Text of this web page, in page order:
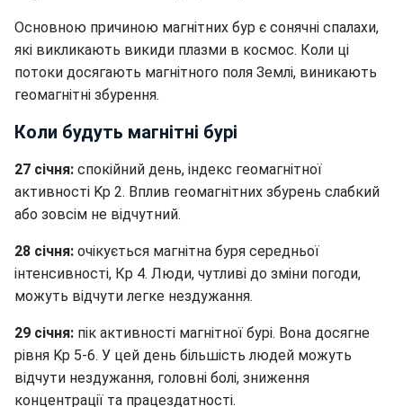
Основною причиною магнітних бур є сонячні спалахи,
які викликають викиди плазми в космос. Коли ці
потоки досягають магнітного поля Землі, виникають
геомагнітні збурення.
Коли будуть магнітні бурі
27 січня: спокійний день, індекс геомагнітної
активності Kp 2. Вплив геомагнітних збурень слабкий
або зовсім не відчутний.
28 січня: очікується магнітна буря середньої
інтенсивності, Кр 4. Люди, чутливі до зміни погоди,
можуть відчути легке нездужання.
29 січня: пік активності магнітної бурі. Вона досягне
рівня Kp 5-6. У цей день більшість людей можуть
відчути нездужання, головні болі, зниження
концентрації та працездатності.